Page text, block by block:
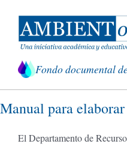
contenido
Fondo documental
Manual para
El Departamento de